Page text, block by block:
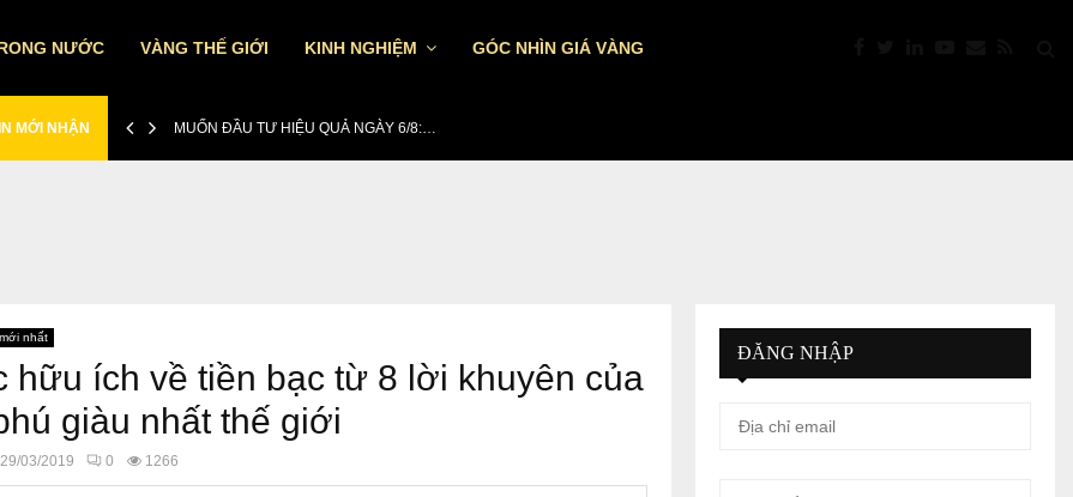
NƯỚC VÀNG THẾ GIỚI KINH NGHIỆM GÓC NHÌN GIÁ VÀNG
MỚI NHẬN MUỐN ĐẦU TƯ HIỆU QUẢ NGÀY 6/8:…
nhất
hữu ích về tiền bạc từ 8 lời khuyên của
giàu nhất thế giới
29/03/2019 0 1266
ĐĂNG NHẬP